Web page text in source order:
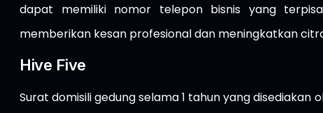
dapat memiliki nomor telepon bisnis yang
memberikan kesan profesional dan meningkatkan
Hive Five
Surat domisili gedung selama 1 tahun yang